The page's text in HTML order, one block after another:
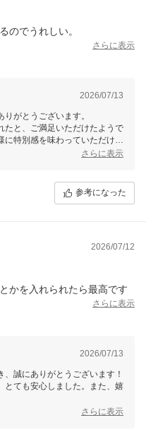
のでうれしい。
さらに表示
2026/07/13
りがとうございます。
たと、ご満足いただけたようで
特別感を味わっていただける
よりお待ちしております。
さらに表示
参考になった
2026/07/12
かを入れられたら最高です
さらに表示
2026/07/13
、誠にありがとうございます！
とても安心しました。また、嬉
さらに表示